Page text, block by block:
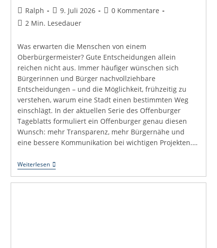
Beitrags-
Autor:
Ralph
Beitrag
veröffentlicht:
9. Juli 2026
Beitrags-
0 Kommentare
Lesedauer:
2 Min. Lesedauer
Was erwarten die Menschen von einem
Oberbürgermeister? Gute Entscheidungen allein
reichen nicht aus. Immer häufiger wünschen sich
Bürgerinnen und Bürger nachvollziehbare
Entscheidungen – und die Möglichkeit, frühzeitig zu
verstehen, warum eine Stadt einen bestimmten Weg
einschlägt. In der aktuellen Serie des Offenburger
Tageblatts formuliert ein Offenburger genau diesen
Wunsch: mehr Transparenz, mehr Bürgernähe und
eine bessere Kommunikation bei wichtigen Projekten.…
WeiterlesenUli
Hört